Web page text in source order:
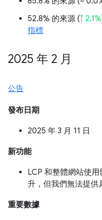
52.8% 的來源 (↑ 2.1%
指標
2025 年 2 月
公告
發布日期
2025 年 3 月 11 日
新功能
LCP 和整體網站使
升，但我們無法提供
重要數據